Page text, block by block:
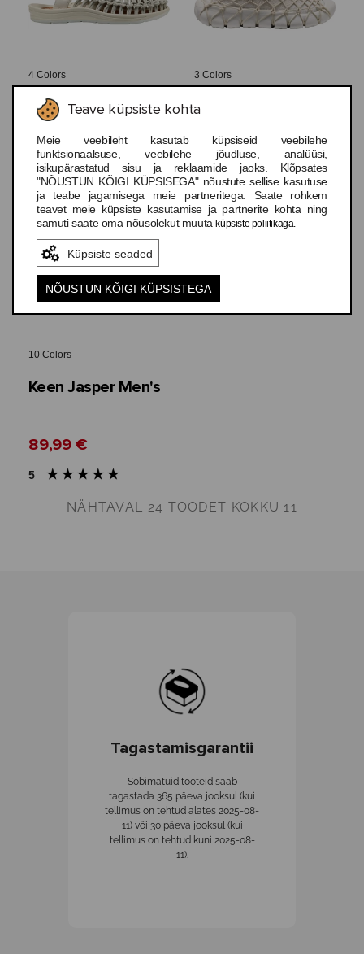
Teave küpsiste kohta
Meie veebileht kasutab küpsiseid veebilehe
funktsionaalsuse, veebilehe jõudluse, analüüsi,
isikupärastatud sisu ja reklaamide jaoks. Klõpsates
"NÕUSTUN KÕIGI KÜPSISEGA" nõustute sellise kasutuse
ja teabe jagamisega meie partneritega. Saate rohkem
teavet meie küpsiste kasutamise ja partnerite kohta ning
samuti saate oma nõusolekut muutaküpsiste poliitikaga.
Küpsiste seaded
NÕUSTUN KÕIGI KÜPSISTEGA
4 Colors
Keen Uneek
74,99 €
3 Colors
Keen Uneek 360
89,99 €
10 Colors
Keen Jasper Men's
89,99 €
5
NÄHTAVAL 24 TOODET KOKKU 11
Tagastamisgarantii
Sobimatuid tooteid saab
tagastada 365 päeva jooksul (kui
tellimus on tehtud alates 2025-08-
11) või 30 päeva jooksul (kui
tellimus on tehtud kuni 2025-08-
11).